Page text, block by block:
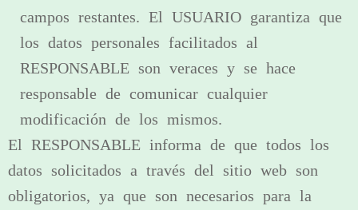
campos restantes. El USUARIO garantiza que
los datos personales facilitados al
RESPONSABLE son veraces y se hace
responsable de comunicar cualquier
modificación de los mismos.
El RESPONSABLE informa de que todos los
datos solicitados a través del sitio web son
obligatorios, ya que son necesarios para la